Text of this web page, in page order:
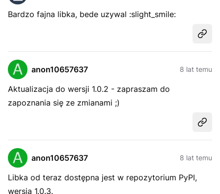
Bardzo fajna libka, bede uzywal :slight_smile:
anon10657637 8 lat temu
Aktualizacja do wersji 1.0.2 - zapraszam do
zapoznania się ze zmianami ;)
anon10657637 8 lat temu
Libka od teraz dostępna jest w repozytorium PyPI,
wersja 1.0.3.